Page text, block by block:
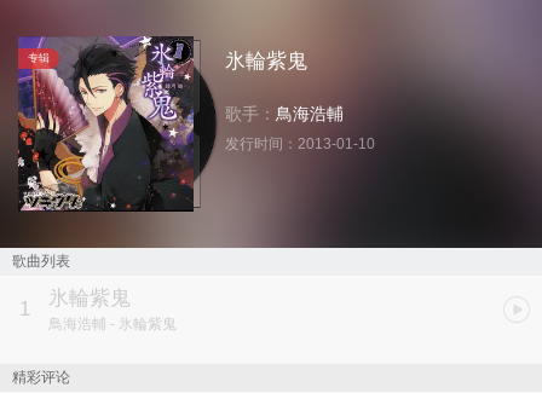
专辑 氷輪紫鬼
歌手： 鳥海浩輔
发行时间： 2013-01-10
歌曲列表
1 氷輪紫鬼
鳥海浩輔 - 氷輪紫鬼
精彩评论